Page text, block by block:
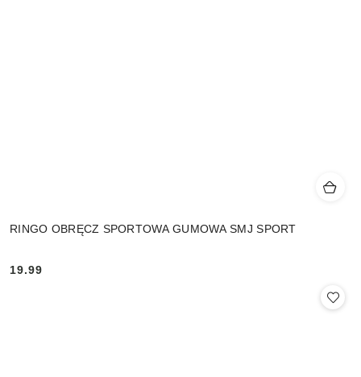
RINGO OBRĘCZ SPORTOWA GUMOWA SMJ SPORT
Cena:
19.99